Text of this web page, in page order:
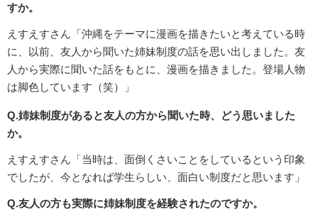
すか。
えすえすさん「沖縄をテーマに漫画を描きたいと考えている時
に、以前、友人から聞いた姉妹制度の話を思い出しました。友
人から実際に聞いた話をもとに、漫画を描きました。登場人物
は脚色しています（笑）」
Q.姉妹制度があると友人の方から聞いた時、どう思いました
か。
えすえすさん「当時は、面倒くさいことをしているという印象
でしたが、今となれば学生らしい、面白い制度だと思います」
Q.友人の方も実際に姉妹制度を経験されたのですか。